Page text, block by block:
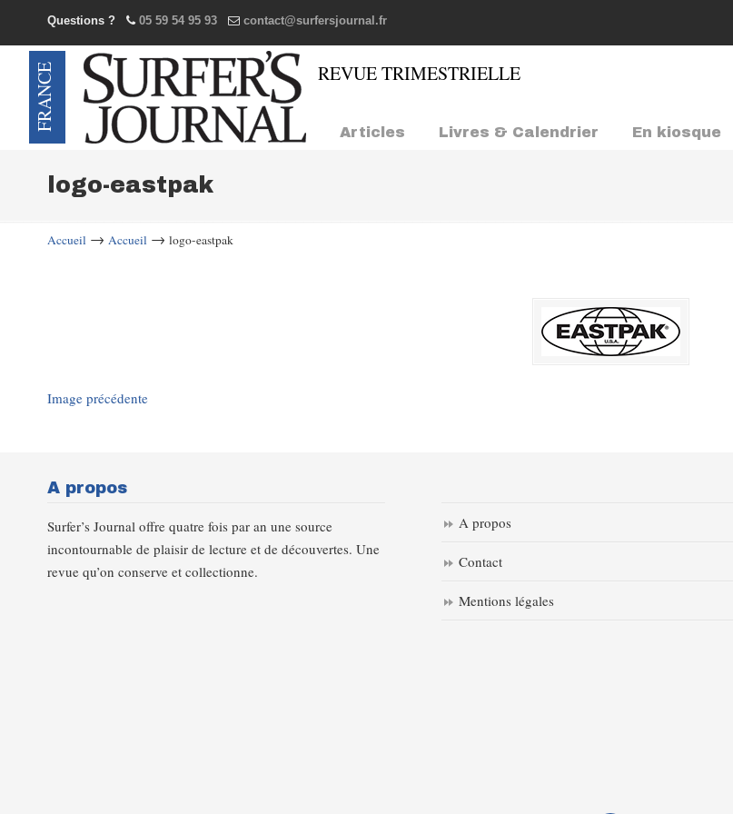
Questions ? 05 59 54 95 93 contact@surfersjournal.fr
Articles Livres & Calendrier En kiosque
Navigation
logo-eastpak
Accueil → Accueil → logo-eastpak
Image précédente
A propos
Surfer’s Journal offre quatre fois par an une source
incontournable de plaisir de lecture et de découvertes. Une
revue qu’on conserve et collectionne.
A propos
Contact
Mentions légales